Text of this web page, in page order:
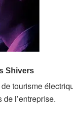
tourisme
l’entreprise.